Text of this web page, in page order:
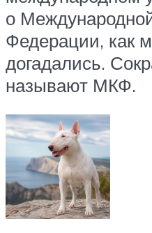
о
Федерации, как
догадались.
называют МКФ.